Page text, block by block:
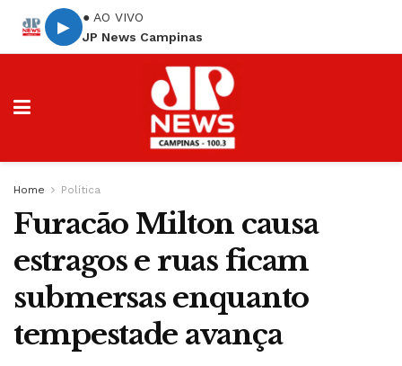
▶
● AO VIVO
JP News Campinas
Home Política
Furacão Milton causa
estragos e ruas ficam
submersas enquanto
tempestade avança